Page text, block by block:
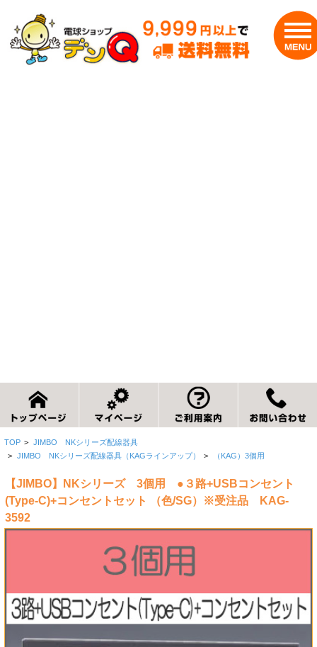
TOP > JIMBO NKシリーズ配線器具
> JIMBO NKシリーズ配線器具（KAGラインアップ） > （KAG）3個用
【JIMBO】NKシリーズ 3個用 ●３路+USBコンセント
(Type-C)+コンセントセット （色/SG）※受注品 KAG-
3592